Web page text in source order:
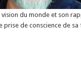
du monde et son
prise de conscience de